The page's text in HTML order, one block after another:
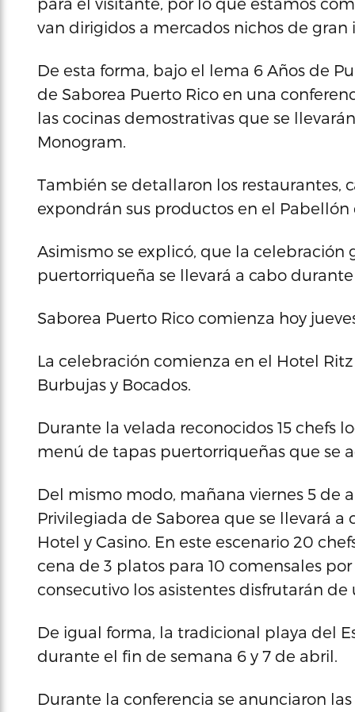
van dirigidos a mercados nichos de gran
De esta forma, bajo el lema 6 Años de
de Saborea Puerto Rico en una
las cocinas demostrativas que se
Monogram.
También se detallaron los restaurantes,
expondrán sus productos en el Pabellón
Asimismo se explicó, que la
puertorriqueña se llevará a cabo
Saborea Puerto Rico comienza hoy
La celebración comienza en el Hotel
Burbujas y Bocados.
Durante la velada reconocidos 15 chefs
menú de tapas puertorriqueñas que se
Del mismo modo, mañana viernes 5 de
Privilegiada de Saborea que se llevará
Hotel y Casino. En este escenario 20
cena de 3 platos para 10 comensales
consecutivo los asistentes disfrutarán
De igual forma, la tradicional playa del
durante el fin de semana 6 y 7 de abril.
Durante la conferencia se anunciaron